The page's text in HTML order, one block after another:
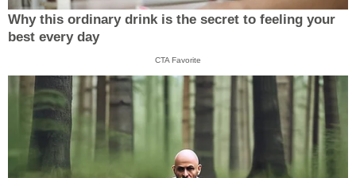
Why this ordinary drink is the secret to feeling your
best every day
CTA Favorite